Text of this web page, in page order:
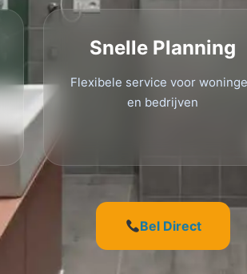
Snelle Planning
Flexibele service voor
en bedrijven
Bel Direct